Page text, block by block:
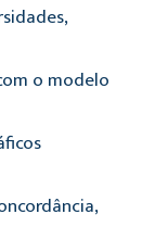
o modelo